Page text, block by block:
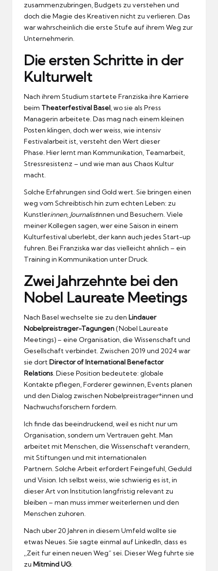
zusammenzubringen, Budgets zu verstehen und
doch die Magie des Kreativen nicht zu verlieren. Das
war wahrscheinlich die erste Stufe auf ihrem Weg zur
Unternehmerin.
Die ersten Schritte in der
Kulturwelt
Nach ihrem Studium startete Franziska ihre Karriere
beim Theaterfestival Basel , wo sie als Press
Managerin arbeitete. Das mag nach einem kleinen
Posten klingen, doch wer weiss, wie intensiv
Festivalarbeit ist, versteht den Wert dieser
Phase. Hier lernt man Kommunikation, Teamarbeit,
Stressresistenz – und wie man aus Chaos Kultur
macht.
Solche Erfahrungen sind Gold wert. Sie bringen einen
weg vom Schreibtisch hin zum echten Leben: zu
Kunstlerinnen, Journalistinnen und Besuchern. Viele
meiner Kollegen sagen, wer eine Saison in einem
Kulturfestival uberlebt, der kann auch jedes Start-up
fuhren. Bei Franziska war das vielleicht ahnlich – ein
Training in Kommunikation unter Druck.
Zwei Jahrzehnte bei den
Nobel Laureate Meetings
Nach Basel wechselte sie zu den Lindauer
Nobelpreistrager-Tagungen(Nobel Laureate
Meetings) – eine Organisation, die Wissenschaft und
Gesellschaft verbindet. Zwischen 2019 und 2024 war
sie dort Director of International Benefactor
Relations Diese Position bedeutete: globale
Kontakte pflegen, Forderer gewinnen, Events planen
und den Dialog zwischen Nobelpreistrager*innen und
Nachwuchsforschern fordern.
Ich finde das beeindruckend, weil es nicht nur um
Organisation, sondern um Vertrauen geht. Man
arbeitet mit Menschen, die Wissenschaft verandern,
mit Stiftungen und mit internationalen
Partnern. Solche Arbeit erfordert Feingefuhl, Geduld
und Vision. Ich selbst weiss, wie schwierig es ist, in
dieser Art von Institution langfristig relevant zu
bleiben – man muss immer weiterlernen und den
Menschen zuhoren.
Nach uber 20 Jahren in diesem Umfeld wollte sie
etwas Neues. Sie sagte einmal auf LinkedIn, dass es
,,Zeit fur einen neuen Weg” sei. Dieser Weg fuhrte sie
zu Mitmind UG.